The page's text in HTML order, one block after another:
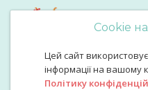
Cookie
Цей сайт
інформації на вашому
Політику
Демі
Демі